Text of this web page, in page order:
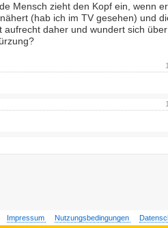
Mensch zieht den Kopf ein, wenn
(hab ich im TV gesehen) und
aufrecht daher und wundert sich
Impressum Nutzungsbedingungen